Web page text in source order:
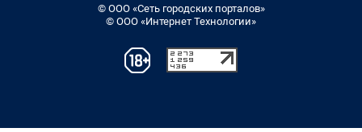
© ООО «Сеть городских порталов»
© ООО «Интернет Технологии»